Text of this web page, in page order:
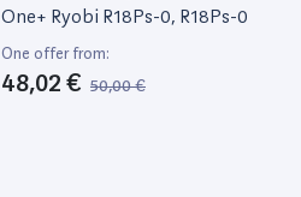
One+ Ryobi R18Ps-0, R18Ps-0
One offer from:
48,02 € 50,00 €